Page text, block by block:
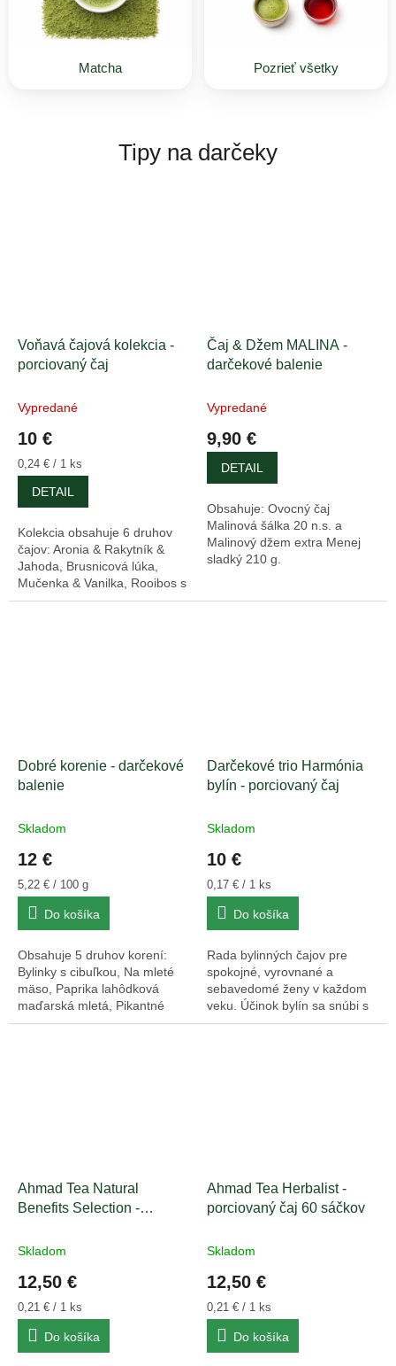
Matcha Pozrieť všetky
Tipy na darčeky
Voňavá čajová kolekcia -
porciovaný čaj
Vypredané
10 €
Jednotková
cena:
0,24 € / 1 ks
DETAIL
Kolekcia obsahuje 6 druhov
čajov: Aronia & Rakytník &
Jahoda, Brusnicová lúka,
Mučenka & Vanilka, Rooibos s
citrónom a medovou
Čaj & Džem MALINA -
darčekové balenie
Vypredané
9,90 €
DETAIL
Obsahuje: Ovocný čaj
Malinová šálka 20 n.s. a
Malinový džem extra Menej
sladký 210 g.
Dobré korenie - darčekové
balenie
Skladom
12 €
Jednotková
cena:
5,22 € / 100 g
Do košíka
Obsahuje 5 druhov korení:
Bylinky s cibuľkou, Na mleté
mäso, Paprika lahôdková
maďarská mletá, Pikantné
korenie na hydinu a Šalátové
Darčekové trio Harmónia
bylín - porciovaný čaj
Skladom
10 €
Jednotková
cena:
0,17 € / 1 ks
Do košíka
Rada bylinných čajov pre
spokojné, vyrovnané a
sebavedomé ženy v každom
veku. Účinok bylín sa snúbi s
jemnou chuťou prírodnej
Ahmad Tea Natural
Benefits Selection -
Skladom
12,50 €
Jednotková
cena:
0,21 € / 1 ks
Do košíka
Ahmad Tea Herbalist -
porciovaný čaj 60 sáčkov
Skladom
12,50 €
Jednotková
cena:
0,21 € / 1 ks
Do košíka